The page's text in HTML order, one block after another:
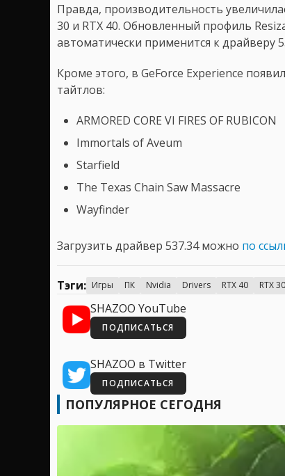
Правда, производительность
30 и RTX 40. Обновленный профиль
автоматически применится к драйверу
Кроме этого, в GeForce Experience
тайтлов:
ARMORED CORE VI FIRES OF RUBICON
Immortals of Aveum
Starfield
The Texas Chain Saw Massacre
Wayfinder
Загрузить драйвер 537.34 можно по
Тэги: Игры ПК Nvidia Drivers RTX 40 RTX 30
SHAZOO YouTube
ПОДПИСАТЬСЯ
SHAZOO в Twitter
ПОДПИСАТЬСЯ
ПОПУЛЯРНОЕ СЕГОДНЯ